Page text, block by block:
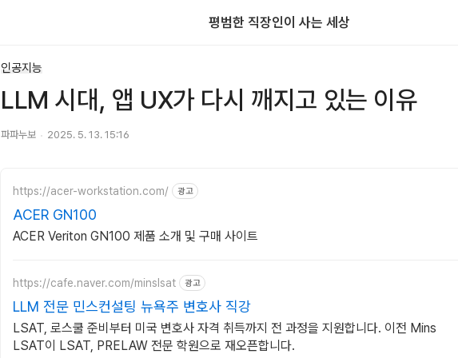
평범한 직장인이 사는 세상
인공지능
LLM 시대, 앱 UX가 다시 깨지고 있는 이유
파파누보 2025. 5. 13. 15:16
https://acer-workstation.com/ 광고
ACER GN100
ACER Veriton GN100 제품 소개 및 구매 사이트
https://cafe.naver.com/minslsat 광고
LLM 전문 민스컨설팅 뉴욕주 변호사 직강
LSAT, 로스쿨 준비부터 미국 변호사 자격 취득까지 전 과정을 지원합니다. 이전 Mins
LSAT이 LSAT, PRELAW 전문 학원으로 재오픈합니다.